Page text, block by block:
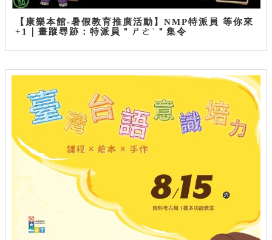
【康樂本館-暑假教育推廣活動】NMP特派員 等你來
+1｜畫蹤尋跡：特派員＂ㄕㄜˋ＂集令